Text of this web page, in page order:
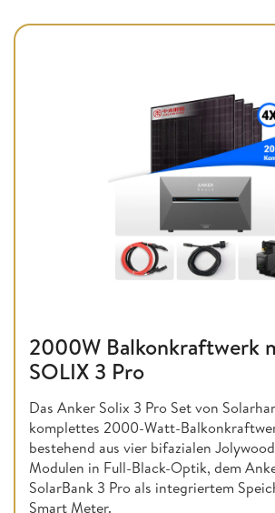
2000W Balkonkraftwerk
SOLIX 3 Pro
Das Anker Solix 3 Pro Set von
komplettes 2000-Watt-
bestehend aus vier bifazialen
Modulen in Full-Black-Optik, dem
SolarBank 3 Pro als integriertem
Smart Meter.